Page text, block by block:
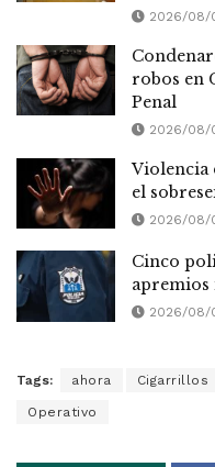
2026/08/
robos en
Penal
2026/08/
Violencia
el
2026/08/
Cinco
apremios
2026/08/
Tags: ahora Cigarrillos
Operativo